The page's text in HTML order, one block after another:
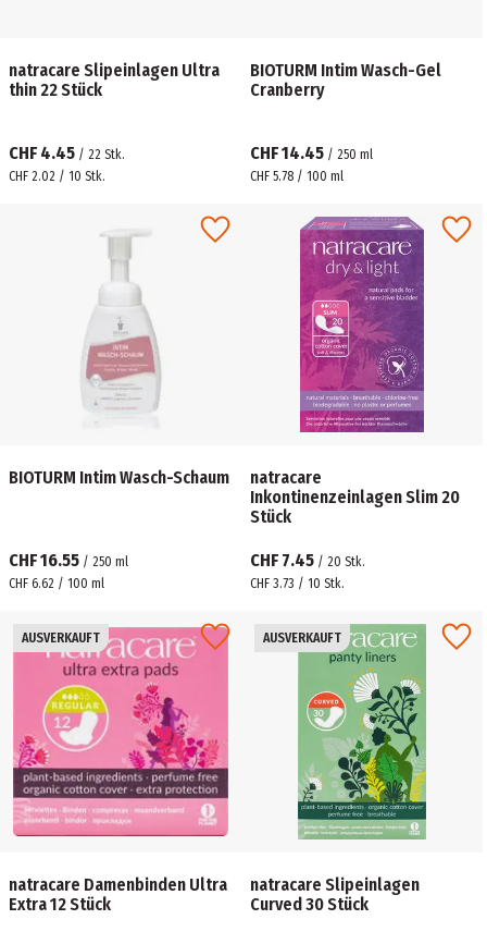
natracare Slipeinlagen Ultra
thin 22 Stück
CHF 4.45 / 22 Stk.
CHF 2.02 / 10 Stk.
BIOTURM Intim Wasch-Gel
Cranberry
CHF 14.45 / 250 ml
CHF 5.78 / 100 ml
BIOTURM Intim Wasch-Schaum
CHF 16.55 / 250 ml
CHF 6.62 / 100 ml
natracare
Inkontinenzeinlagen Slim 20
Stück
CHF 7.45 / 20 Stk.
CHF 3.73 / 10 Stk.
AUSVERKAUFT
natracare Damenbinden Ultra
Extra 12 Stück
AUSVERKAUFT
natracare Slipeinlagen
Curved 30 Stück